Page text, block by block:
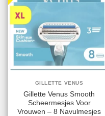
GILLETTE VENUS
Gillette Venus Smooth
Scheermesjes Voor
Vrouwen – 8 Navulmesjes